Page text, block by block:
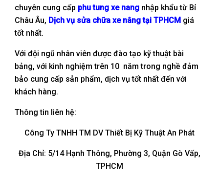
chuyên cung cấp phu tung xe nang nhập khẩu từ Bỉ
Châu Âu, Dịch vụ sửa chữa xe nâng tại TPHCM giá
tốt nhất.
Với đội ngũ nhân viên được đào tạo kỹ thuật bài
bảng, với kinh nghiệm trên 10 năm trong nghề đảm
bảo cung cấp sản phẩm, dịch vụ tốt nhất đến với
khách hàng.
Thông tin liên hệ:
Công Ty TNHH TM DV Thiết Bị Kỹ Thuật An Phát
Địa Chỉ: 5/14 Hạnh Thông, Phường 3, Quận Gò Vấp,
TPHCM